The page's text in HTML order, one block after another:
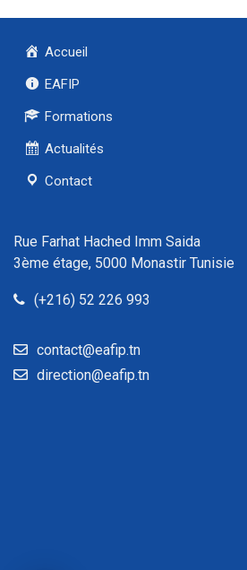
Accueil
EAFIP
Formations
Actualités
Contact
Rue Farhat Hached Imm Saida
3ème étage, 5000 Monastir Tunisie
(+216) 52 226 993
contact@eafip.tn
direction@eafip.tn